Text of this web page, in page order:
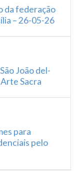
da federação
– 26-05-26
João del-
Sacra
para
pelo